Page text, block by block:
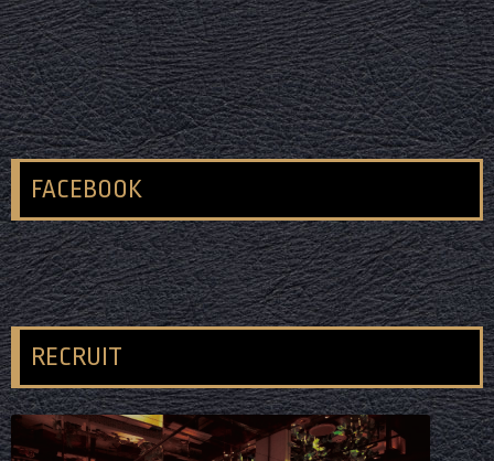
FACEBOOK
RECRUIT